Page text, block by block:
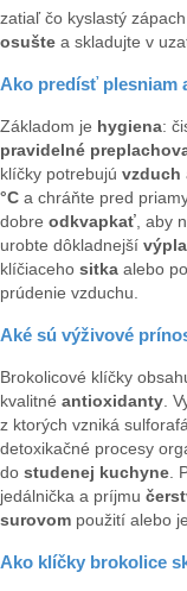
zatiaľ čo kyslastý
osušte a skladujte v
Ako predísť plesniam
Základom je hygiena:
pravidelné
klíčky potrebujú vzduch
°C a chráňte pred
dobre odkvapkať , aby
urobte dôkladnejší
klíčiaceho sitka alebo
prúdenie vzduchu.
Aké sú výživové
Brokolicové klíčky
kvalitné antioxidanty .
z ktorých vzniká
detoxikačné procesy
do studenej kuchyne .
jedálnička a príjmu
surovom použití alebo
Ako klíčky brokolice